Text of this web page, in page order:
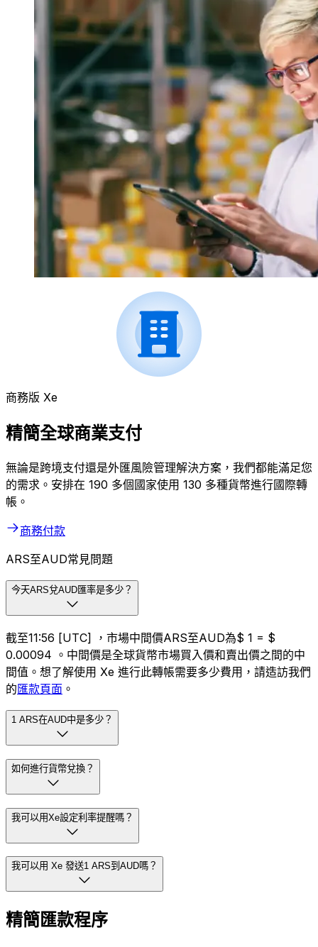
商務版 Xe
精簡全球商業支付
無論是跨境支付還是外匯風險管理解決方案，我們都能滿足您
的需求。安排在 190 多個國家使用 130 多種貨幣進行國際轉
帳。
商務付款
ARS至AUD常見問題
今天ARS兌AUD匯率是多少？
截至11:56 [UTC] ，市場中間價ARS至AUD為$ 1 = $
0.00094 。中間價是全球貨幣市場買入價和賣出價之間的中
間值。想了解使用 Xe 進行此轉帳需要多少費用，請造訪我們
的匯款頁面 。
1 ARS在AUD中是多少？
如何進行貨幣兌換？
我可以用Xe設定利率提醒嗎？
我可以用 Xe 發送1 ARS到AUD嗎？
精簡匯款程序